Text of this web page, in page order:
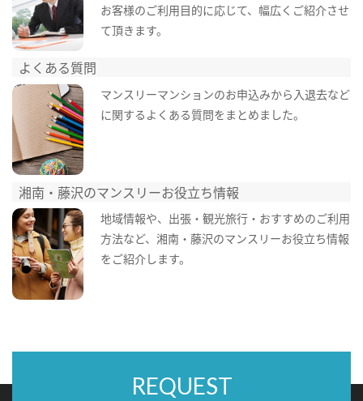
お客様のご利用目的に応じて、幅広くご紹介させ
て頂きます。
よくある質問
マンスリーマンションのお申込みから入退去など
に関するよくある質問をまとめました。
湘南・藤沢のマンスリーお役立ち情報
地域情報や、出張・観光旅行・おすすめのご利用
方法など、湘南・藤沢のマンスリーお役立ち情報
をご紹介します。
REQUEST